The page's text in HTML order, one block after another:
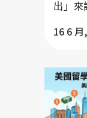
出」來
16 6